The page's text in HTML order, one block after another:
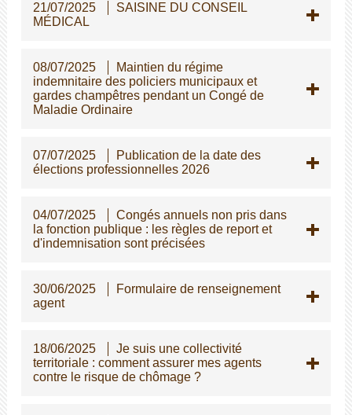
21/07/2025
SAISINE DU CONSEIL
MÉDICAL
08/07/2025
Maintien du régime
indemnitaire des policiers municipaux et
gardes champêtres pendant un Congé de
Maladie Ordinaire
07/07/2025
Publication de la date des
élections professionnelles 2026
04/07/2025
Congés annuels non pris dans
la fonction publique : les règles de report et
d'indemnisation sont précisées
30/06/2025
Formulaire de renseignement
agent
18/06/2025
Je suis une collectivité
territoriale : comment assurer mes agents
contre le risque de chômage ?